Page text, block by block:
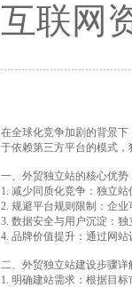
互联网
在全球化竞争加剧的背景下
于依赖第三方平台的模式
一、外贸独立站的核心优
1. 减少同质化竞争：独立
2. 规避平台规则限制：企
3. 数据安全与用户沉淀：
4. 品牌价值提升：通过网
二、外贸独立站建设步骤
1. 明确建站需求：根据目